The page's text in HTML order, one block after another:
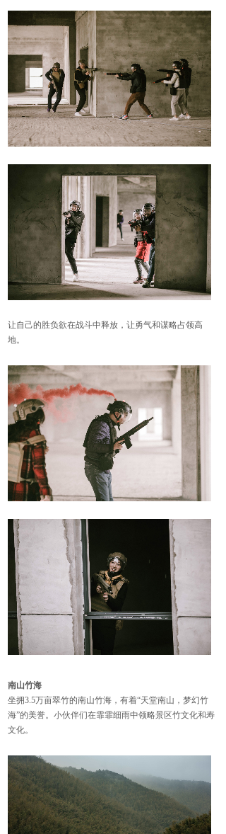
让自己的胜负欲在战斗中释放，让勇气和谋略占领高
地。
南山竹海
坐拥3.5万亩翠竹的南山竹海，有着“天堂南山，梦幻竹
海”的美誉。小伙伴们在霏霏细雨中领略景区竹文化和寿
文化。